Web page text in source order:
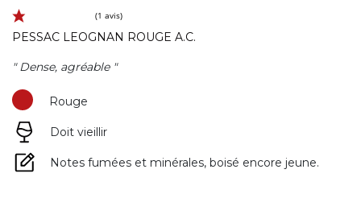
(1 avis)
PESSAC LEOGNAN ROUGE A.C.
" Dense, agréable "
Rouge
Doit vieillir
Notes fumées et minérales, boisé encore jeune.